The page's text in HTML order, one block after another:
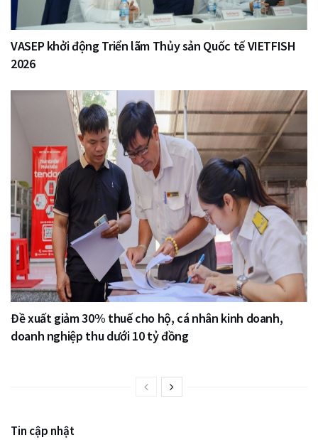
VASEP khởi động Triển lãm Thủy sản Quốc tế VIETFISH
2026
Đề xuất giảm 30% thuế cho hộ, cá nhân kinh doanh,
doanh nghiệp thu dưới 10 tỷ đồng
Tin cập nhật